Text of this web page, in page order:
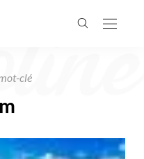
clé